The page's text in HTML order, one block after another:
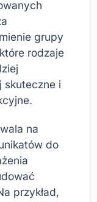
grupy
rodzaje
skuteczne i
na
do
przykład,